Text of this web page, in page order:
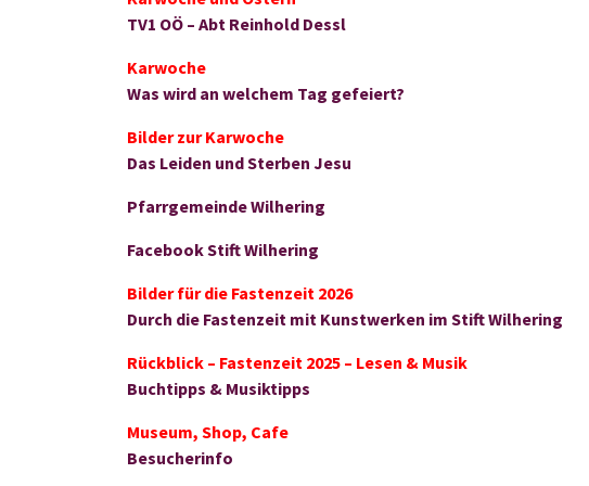
TV1 OÖ – Abt Reinhold Dessl
Karwoche
Was wird an welchem Tag gefeiert?
Bilder zur Karwoche
Das Leiden und Sterben Jesu
Pfarrgemeinde Wilhering
Facebook Stift Wilhering
Bilder für die Fastenzeit 2026
Durch die Fastenzeit mit Kunstwerken im Stift Wilhering
Rückblick – Fastenzeit 2025 – Lesen & Musik
Buchtipps & Musiktipps
Museum, Shop, Cafe
Besucherinfo